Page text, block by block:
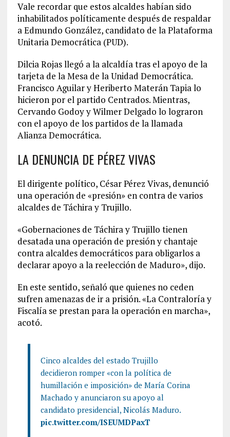
Vale recordar que estos alcaldes habían sido
inhabilitados políticamente después de respaldar
a Edmundo González, candidato de la Plataforma
Unitaria Democrática (PUD).
Dilcia Rojas llegó a la alcaldía tras el apoyo de la
tarjeta de la Mesa de la Unidad Democrática.
Francisco Aguilar y Heriberto Materán Tapia lo
hicieron por el partido Centrados. Mientras,
Cervando Godoy y Wilmer Delgado lo lograron
con el apoyo de los partidos de la llamada
Alianza Democrática.
LA DENUNCIA DE PÉREZ VIVAS
El dirigente político, César Pérez Vivas, denunció
una operación de «presión» en contra de varios
alcaldes de Táchira y Trujillo.
«Gobernaciones de Táchira y Trujillo tienen
desatada una operación de presión y chantaje
contra alcaldes democráticos para obligarlos a
declarar apoyo a la reelección de Maduro», dijo.
En este sentido, señaló que quienes no ceden
sufren amenazas de ir a prisión. «La Contraloría y
Fiscalía se prestan para la operación en marcha»,
acotó.
Cinco alcaldes del estado Trujillo
decidieron romper «con la política de
humillación e imposición» de María Corina
Machado y anunciaron su apoyo al
candidato presidencial, Nicolás Maduro.
pic.twitter.com/ISEUMDPaxT